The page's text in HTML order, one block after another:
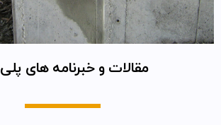
مقالات و خبرنامه های پلی